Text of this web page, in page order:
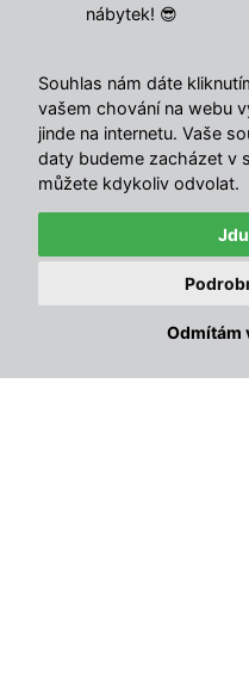
nábytek! 😎
Souhlas nám dáte
vašem chování na webu
jinde na internetu. Vaše
daty budeme zacházet v
můžete kdykoliv odvolat.
Odmítám
nepřízní počasí.
Vlastnosti
Výkonný plynový
Piezoelektrické
🔥
Právě zakoupeno ·
Ratanový set
Hana, Brodek u Přerova